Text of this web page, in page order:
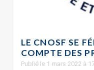
LE CNOSF SE
COMPTE DES
Publié le 1 mars 2022 à